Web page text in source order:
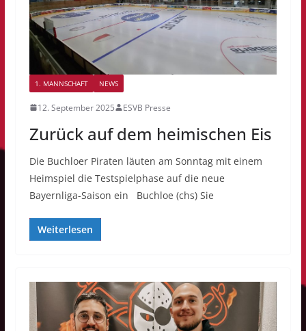
1. MANNSCHAFT NEWS
12. September 2025 ESVB Presse
Zurück auf dem heimischen Eis
Die Buchloer Piraten läuten am Sonntag mit einem
Heimspiel die Testspielphase auf die neue
Bayernliga-Saison ein Buchloe (chs) Sie
Weiterlesen